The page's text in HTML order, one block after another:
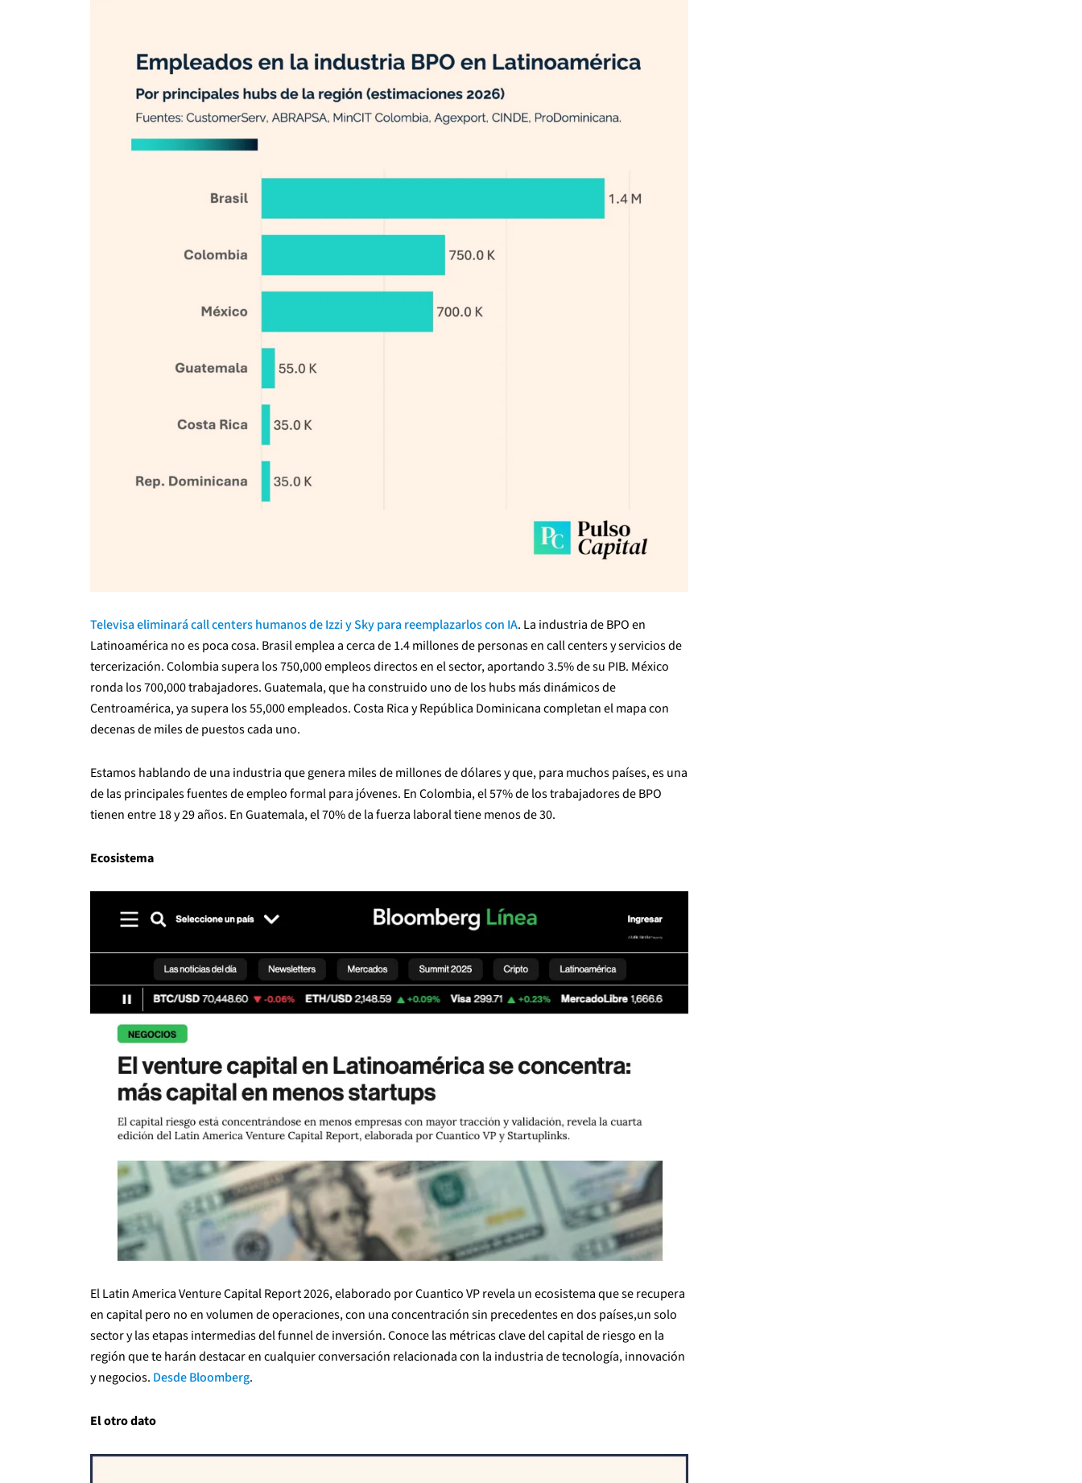
Televisa eliminará call centers humanos de Izzi y Sky para reemplazarlos con IA. La industria de BPO en
Latinoamérica no es poca cosa. Brasil emplea a cerca de 1.4 millones de personas en call centers y servicios de
tercerización. Colombia supera los 750,000 empleos directos en el sector, aportando 3.5% de su PIB. México
ronda los 700,000 trabajadores. Guatemala, que ha construido uno de los hubs más dinámicos de
Centroamérica, ya supera los 55,000 empleados. Costa Rica y República Dominicana completan el mapa con
decenas de miles de puestos cada uno.
Estamos hablando de una industria que genera miles de millones de dólares y que, para muchos países, es una
de las principales fuentes de empleo formal para jóvenes. En Colombia, el 57% de los trabajadores de BPO
tienen entre 18 y 29 años. En Guatemala, el 70% de la fuerza laboral tiene menos de 30.
Ecosistema
El Latin America Venture Capital Report 2026, elaborado por Cuantico VP revela un ecosistema que se recupera
en capital pero no en volumen de operaciones, con una concentración sin precedentes en dos países,un solo
sector y las etapas intermedias del funnel de inversión. Conoce las métricas clave del capital de riesgo en la
región que te harán destacar en cualquier conversación relacionada con la industria de tecnología, innovación
y negocios. Desde Bloomberg.
El otro dato